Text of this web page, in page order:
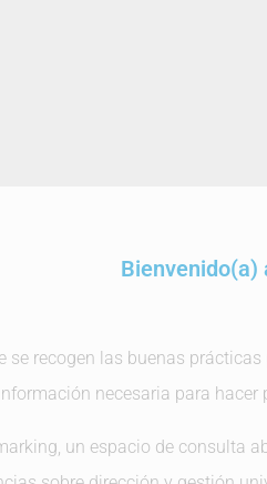
Bienvenido(a)
se recogen las buenas
necesaria para
un espacio de consulta